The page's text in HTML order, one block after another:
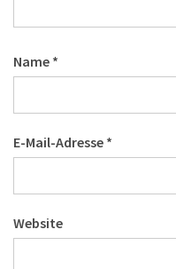
Name *
E-Mail-Adresse *
Website